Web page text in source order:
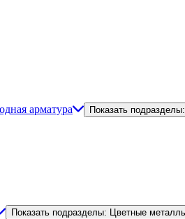
арматура
Показать
Показать подразделы: Цветные